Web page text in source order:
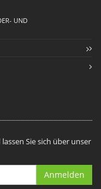
UND
Sie sich über unser
Anmelden